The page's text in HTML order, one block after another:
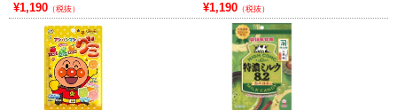
¥1,190 （税抜） ¥1,190 （税抜）